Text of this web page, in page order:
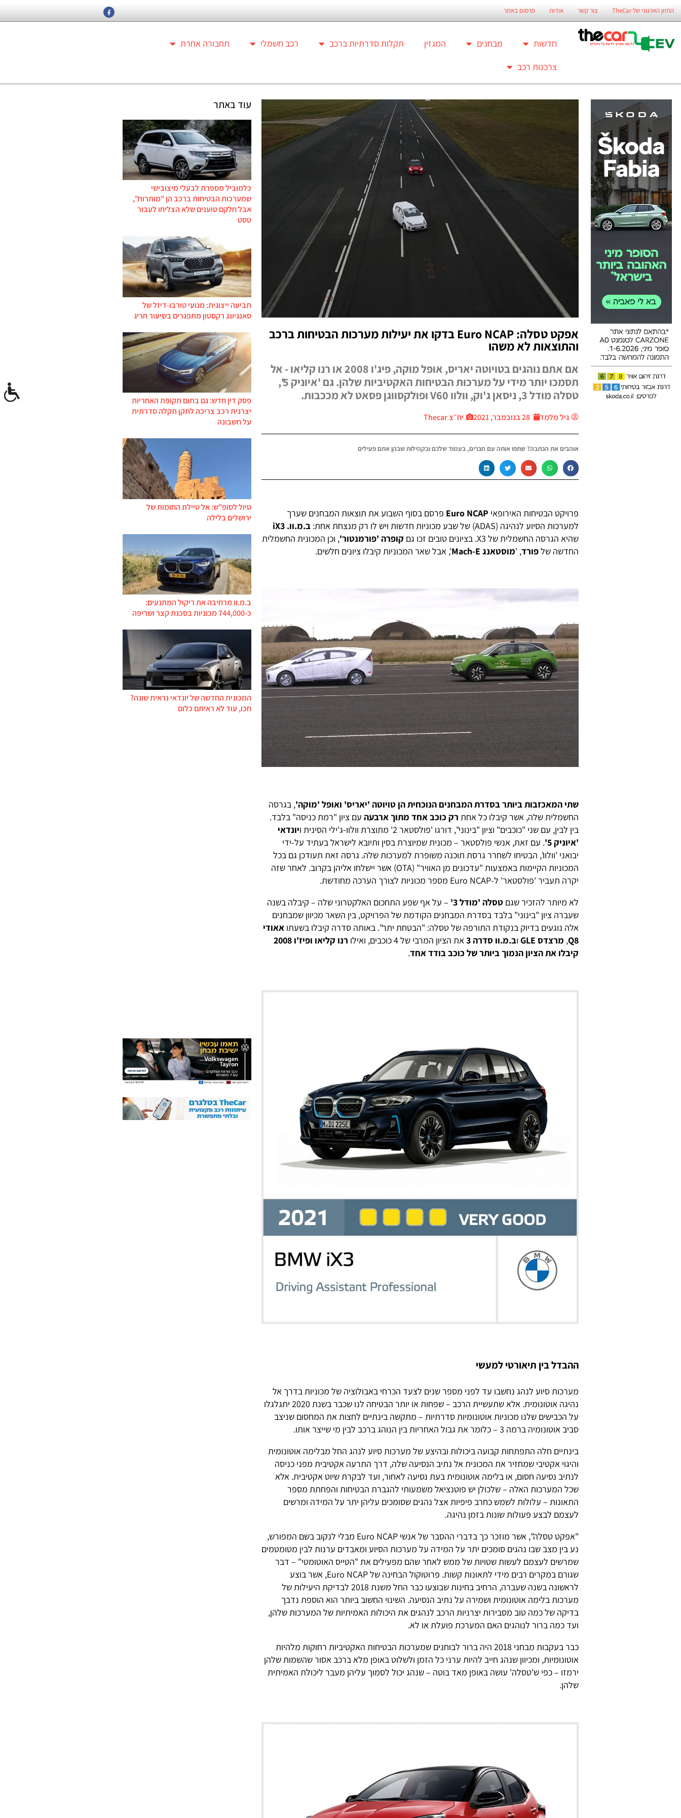
החזון הארגוני של TheCar צור קשר אודות פרסום באתר
חדשות מבחנים המגזין תקלות סדרתיות ברכב רכב חשמלי
תחבורה אחרת
צרכנות רכב
אפקט טסלה: Euro NCAP בדקו את יעילות מערכות הבטיחות ברכב
והתוצאות לא משהו
אם אתם נוהגים בטויוטה יאריס, אופל מוקה, פיג'ו 2008 או רנו קליאו - אל
תסמכו יותר מידי על מערכות הבטיחות האקטיביות שלהן. גם 'איוניק 5',
טסלה מודל 3, ניסאן ג'וק, וולוו V60 ופולקסווגן פסאט לא מככבות.
גיל מלמד 28 בנובמבר, 2021 יח״צ Thecar
אוהבים את הכתבה? שתפו אותה עם חברים, בעמוד שלכם ובקהילות שבהן אתם פעילים
פרויקט הבטיחות האירופאי Euro NCAP פרסם בסוף השבוע את תוצאות המבחנים שערך
למערכות הסיוע לנהיגה (ADAS) של שבע מכוניות חדשות ויש לו רק מנצחת אחת:
ב.מ.וו. iX3
שהיא הגרסה החשמלית של X3. בציונים טובים זכו גם
קופרה 'פורמנטור', וכן המכונית החשמלית
החדשה שלפורד, 'מוסטאנג Mach-E ', אבל שאר המכוניות קיבלו ציונים חלשים.
שתי המאכזבות ביותר בסדרת המבחנים הנוכחית הן טויוטה 'יאריס' ואופל 'מוקה', בגרסה
החשמלית שלה, אשר קיבלו כל אחת רק כוכב אחד מתוך ארבעהעם ציון "רמת כניסה" בלבד.
בין לבין, עם שני "כוכבים" וציון "בינוני", דורגו 'פולסטאר 2' מתוצרת וולוו-ג'ילי הסינית ו
יונדאי
'איוניק 5'
. עם זאת, אנשי פולסטאר – מכונית שמיוצרת בסין ותיובא לישראל בעתיד על-ידי
יבואני 'וולוו', הבטיחו לשחרר גרסת תוכנה משופרת למערכות שלה. גרסה זאת תעודכן גם בכל
המכוניות הקיימות באמצעות "עדכונים מן האוויר" (OTA) אשר יישלחו אליהן בקרוב. לאחר שזה
יקרה תעביר 'פולסטאר' ל-Euro NCAP מספר מכוניות לצורך הערכה מחודשת.
לא מיותר להזכיר שגם טסלה 'מודל 3'
– על אף שפע התחכום האלקטרוני שלה – קיבלה בשנה
שעברה ציון "בינוני" בלבד בסדרת המבחנים הקודמת של הפרויקט, בין השאר מכיוון שמבחנים
אלה נוגעים בדיוק בנקודת התורפה של טסלה: "הבטחת יתר". באותה סדרה קיבלו בשעתו אאודי
Q8
, מרצדס GLE וב.מ.וו סדרה 3 את הציון המרבי של 4 כוכבים, ואילו
רנו קליאו ופיז'ו 2008
קיבלו את הציון הנמוך ביותר של כוכב בודד אחד.
ההבדל בין תיאורטי למעשי
מערכות סיוע לנהג נחשבו עד לפני מספר שנים לצעד הכרחי באבולוציה של מכוניות בדרך אל
נהיגה אוטונומית. אלא שתעשיית הרכב – שפחות או יותר הבטיחה לנו שכבר בשנת 2020 יתגלגלו
על הכבישים שלנו מכוניות אוטונומיות סדרתיות – מתקשה בינתיים לחצות את המחסום שניצב
סביב אוטונומיה ברמה 3 – כלומר את גבול האחריות בין הנוהג ברכב לבין מי שייצר אותו.
בינתיים חלה התפתחות קבועה ביכולות ובהיצע של מערכות סיוע לנהג החל מבלימה אוטונומית
והיגוי אקטיבי שמחזיר את המכונית אל נתיב הנסיעה שלה, דרך התרעה אקטיבית מפני כניסה
לנתיב נסיעה חסום, או בלימה אוטונומית בעת נסיעה לאחור, ועד לבקרת שיוט אקטיבית. אלא
שכל המערכות האלה – שלכולן יש פוטנציאל משמעותי להגברת הבטיחות והפחתת מספר
התאונות – עלולות לשמש כחרב פיפיות אצל נהגים שסומכים עליהן יתר על המידה ומרשים
לעצמם לבצע פעולות שונות בזמן נהיגה.
"אפקט טסלה", אשר מוזכר כך בדברי ההסבר של אנשי Euro NCAP מבלי לנקוב בשם המפורש,
נע בין מצב שבו נהגים סומכים יתר על המידה על מערכות הסיוע ומאבדים ערנות לבין מטומטמים
שמרשים לעצמם לעשות שטויות של ממש לאחר שהם מפעילים את "הטייס האוטומטי" – דבר
שגורם במקרים רבים מידי לתאונות קשות. פרוטוקול הבחינה של Euro NCAP, אשר בוצע
לראשונה בשנה שעברה, הרחיב בחינות שבוצעו כבר החל משנת 2018 לבדיקת היעילות של
מערכות בלימה אוטונומית ושמירה על נתיב הנסיעה. השינוי החשוב ביותר הוא הוספת נדבך
בדיקה של כמה טוב מסבירות יצרניות הרכב לנהגים את היכולות האמיתיות של המערכות שלהן,
ועד כמה ברור לנוהגים האם המערכת פועלת או לא.
כבר בעקבות מבחני 2018 היה ברור לבוחנים שמערכות הבטיחות האקטיביות רחוקות מלהיות
אוטונומיות, ומכיוון שנהג חייב להיות ערני כל הזמן ולשלוט באופן מלא ברכב אסור שהשמות שלהן
ירמזו – כפי ש'טסלה' עושה באופן מאד בוטה – שנהג יכול לסמוך עליהן מעבר ליכולת האמיתית
שלהן.
עוד באתר
כלמוביל מספרת לבעלי מיצובישי
שמערכות הבטיחות ברכב הן "מותרות",
אבל חלקם טוענים שלא הצליחו לעבור
טסט
תביעה ייצוגית: מנועי טורבו-דיזל של
סאנגיונג רקסטון מתפגרים בשיעור חריג
פסק דין חדש: גם בתום תקופת האחריות
יצרנית רכב צריכה לתקן תקלה סדרתית
על חשבונה
טיול לסופ"ש: אל טיילת החומות של
ירושלים בלילה
ב.מ.וו מרחיבה את ריקול המתנעים:
כ-744,000 מכוניות בסכנת קצר ושריפה
המכונית החדשה של יונדאי נראית שונה?
חכו, עוד לא ראיתם כלום